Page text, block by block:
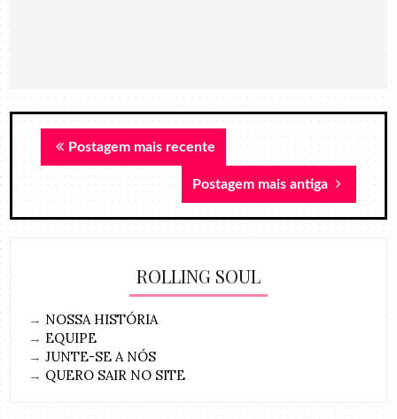
Postagem mais recente
Postagem mais antiga
ROLLING SOUL
→ NOSSA HISTÓRIA
→ EQUIPE
→JUNTE-SE A NÓS
→ QUERO SAIR NO SITE